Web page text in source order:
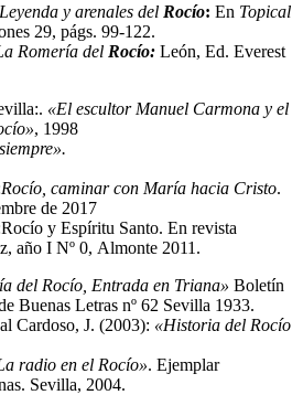
Leyenda y arenales del Rocío: En Topical
29, págs. 99-122.
Romería del Rocío: León, Ed. Everest
«El escultor Manuel Carmona y el
, 1998
Rocío, caminar con María hacia Cristo.
de 2017
y Espíritu Santo. En revista
año I Nº 0, Almonte 2011.
del Rocío, Entrada en Triana» Boletín
Buenas Letras nº 62 Sevilla 1933.
Cardoso, J. (2003): «Historia del Rocío
radio en el Rocío». Ejemplar
Sevilla, 2004.